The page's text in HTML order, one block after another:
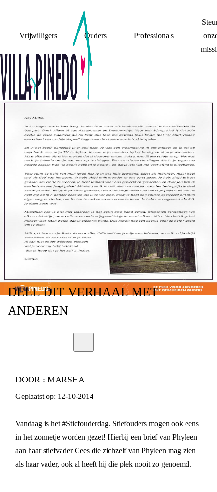
Vrijwilligers Ouders Professionals
BRIEF AAN MIJN
STIEFVADER
DEELDIT VERHAALMET
ANDEREN
DOOR : MARSHA
Geplaatst op: 12-10-2014
Vandaag is het #Stiefouderdag. Stiefouders mogen ook eens
in het zonnetje worden gezet! Hierbij een brief van Phyleen
aan haar stiefvader Cees die zichzelf van Phyleen mag zien
als haar vader, ook al heeft hij die plek nooit zo genoemd.